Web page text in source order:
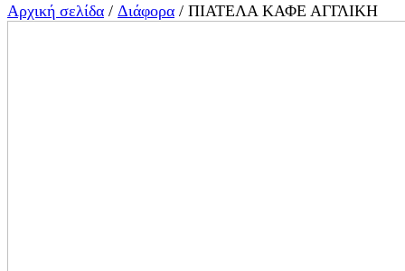
Αρχική σελίδα / Διάφορα / ΠΙΑΤΕΛΑ ΚΑΦΕ ΑΓΓΛΙΚΗ